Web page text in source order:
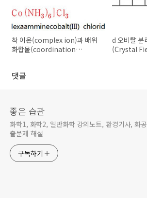
착 이온(complex ion)과 배위
화합물(coordination
d 오비탈 분
(Crystal
댓글
좋은 습관
화학1, 화학2, 일반화학 강의노트, 환경기사, 화
출문제 해설
구독하기